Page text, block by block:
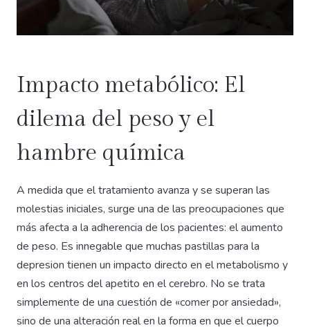
Impacto metabólico: El
dilema del peso y el
hambre química
A medida que el tratamiento avanza y se superan las
molestias iniciales, surge una de las preocupaciones que
más afecta a la adherencia de los pacientes: el aumento
de peso. Es innegable que muchas pastillas para la
depresion tienen un impacto directo en el metabolismo y
en los centros del apetito en el cerebro. No se trata
simplemente de una cuestión de «comer por ansiedad»,
sino de una alteración real en la forma en que el cuerpo